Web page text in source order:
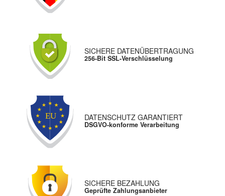
SICHERE DATENÜBERTRAGUNG
256-Bit SSL-Verschlüsselung
DATENSCHUTZ GARANTIERT
DSGVO-konforme Verarbeitung
SICHERE BEZAHLUNG
Geprüfte Zahlungsanbieter